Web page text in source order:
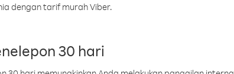
dengan tarif murah Viber.
30 hari